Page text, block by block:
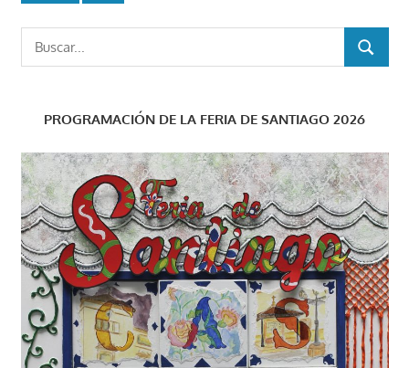
Buscar:
BUSCAR
PROGRAMACIÓN DE LA FERIA DE SANTIAGO 2026